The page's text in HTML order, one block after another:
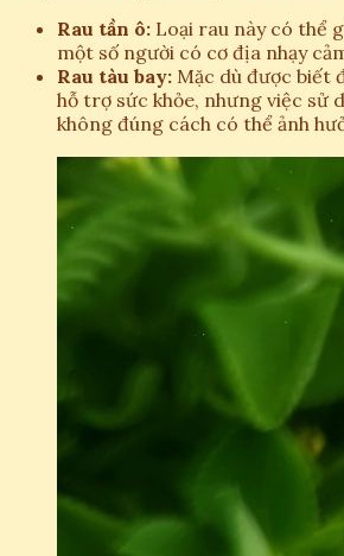
Rau tần ô: Loại rau này có thể
một số người có cơ địa nhạy
Rau tàu bay: Mặc dù được biết
hỗ trợ sức khỏe, nhưng việc sử
không đúng cách có thể ảnh